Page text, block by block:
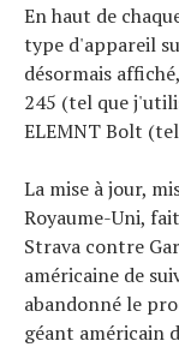
En haut de
type d'appareil
désormais
245 (tel que
ELEMNT Bolt
La mise à jour,
Royaume-Uni,
Strava contre
américaine de
abandonné le
géant américain